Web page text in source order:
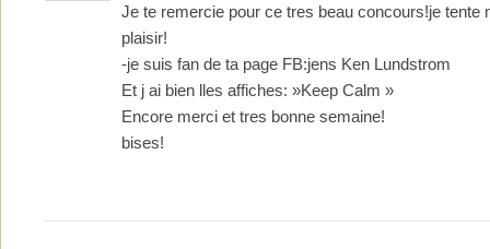
Je te remercie pour ce tres beau concours!je tente
plaisir!
-je suis fan de ta page FB:jens Ken Lundstrom
Et j ai bien lles affiches: »Keep Calm »
Encore merci et tres bonne semaine!
bises!